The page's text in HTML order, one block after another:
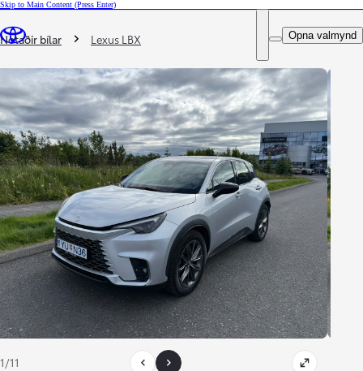
Skip to Main Content (Press Enter)
DEALER NAME
Opna valmynd
Þú ert hér
Notaðir bílar Lexus LBX
1/11